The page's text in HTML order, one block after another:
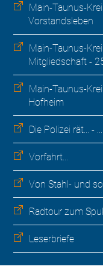
Main-Taunus-
Vorstandsleben
Main-Taunus-
Mitgliedschaft -
Main-Taunus-
Hofheim
Die Polizei rät... -
Vorfahrt...
Von Stahl- und
Radtour zum
Leserbriefe